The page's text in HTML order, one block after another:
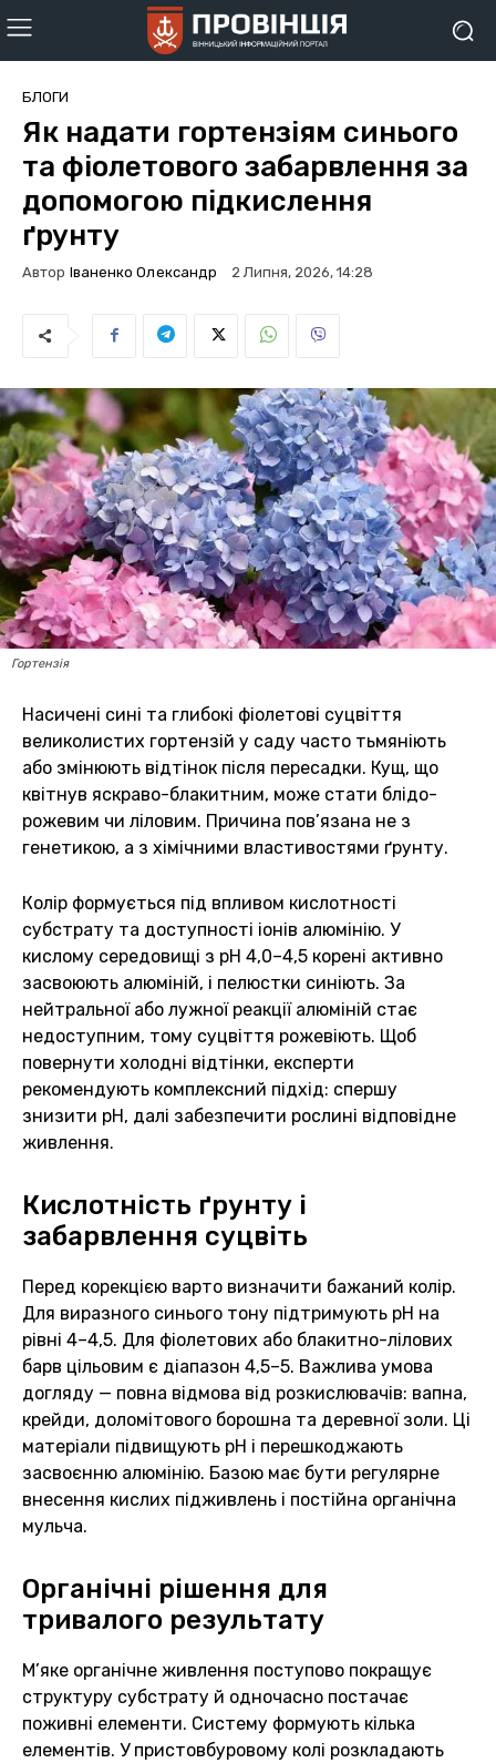
БЛОГИ
Як надати гортензіям синього
та фіолетового забарвлення за
допомогою підкислення
ґрунту
Автор Іваненко Олександр 2 Липня, 2026, 14:28
Гортензія
Насичені сині та глибокі фіолетові суцвіття
великолистих гортензій у саду часто тьмяніють
або змінюють відтінок після пересадки. Кущ, що
квітнув яскраво-блакитним, може стати блідо-
рожевим чи ліловим. Причина пов’язана не з
генетикою, а з хімічними властивостями ґрунту.
Колір формується під впливом кислотності
субстрату та доступності іонів алюмінію. У
кислому середовищі з pH 4,0–4,5 корені активно
засвоюють алюміній, і пелюстки синіють. За
нейтральної або лужної реакції алюміній стає
недоступним, тому суцвіття рожевіють. Щоб
повернути холодні відтінки, експерти
рекомендують комплексний підхід: спершу
знизити pH, далі забезпечити рослині відповідне
живлення.
Кислотність ґрунту і
забарвлення суцвіть
Перед корекцією варто визначити бажаний колір.
Для виразного синього тону підтримують pH на
рівні 4–4,5. Для фіолетових або блакитно-лілових
барв цільовим є діапазон 4,5–5. Важлива умова
догляду — повна відмова від розкислювачів: вапна,
крейди, доломітового борошна та деревної золи. Ці
матеріали підвищують pH і перешкоджають
засвоєнню алюмінію. Базою має бути регулярне
внесення кислих підживлень і постійна органічна
мульча.
Органічні рішення для
тривалого результату
М’яке органічне живлення поступово покращує
структуру субстрату й одночасно постачає
поживні елементи. Систему формують кілька
елементів. У пристовбуровому колі розкладають